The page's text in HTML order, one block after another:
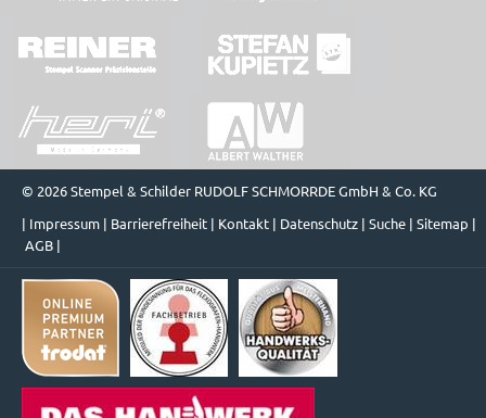
© 2026 Stempel & Schilder RUDOLF SCHMORRDE GmbH & Co. KG
| Impressum | Barrierefreiheit | Kontakt | Datenschutz | Suche | Sitemap |
AGB |